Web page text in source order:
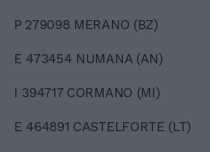
P 279098 MERANO (BZ)
E 473454 NUMANA (AN)
I 394717 CORMANO (MI)
E 464891 CASTELFORTE (LT)